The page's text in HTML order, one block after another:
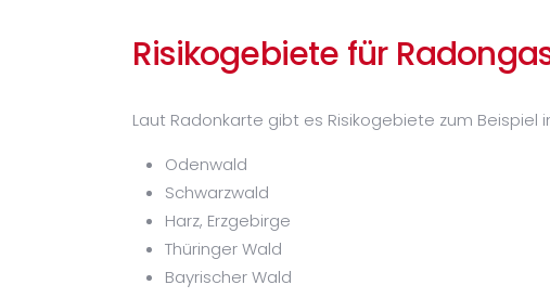
Risikogebiete für
Laut Radonkarte gibt es Risikogebiete zum Beispiel
Odenwald
Schwarzwald
Harz, Erzgebirge
Thüringer Wald
Bayrischer Wald